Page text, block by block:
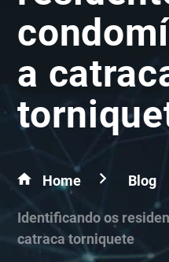
a
Home Blog
Identificando os
catraca torniquete